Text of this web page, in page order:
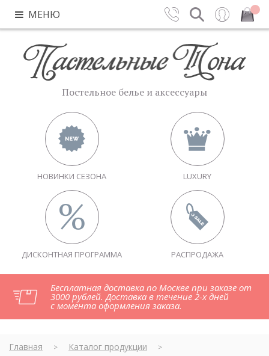
МЕНЮ Вход Закрыть
Постельное белье и аксессуары
НОВИНКИ СЕЗОНА LUXURY
ДИСКОНТНАЯ ПРОГРАММА РАСПРОДАЖА
Бесплатная доставка по Москве при заказе от
3000 рублей. Доставка в течение 2-х дней
с момента оформления заказа.
Главная > Каталог продукции >